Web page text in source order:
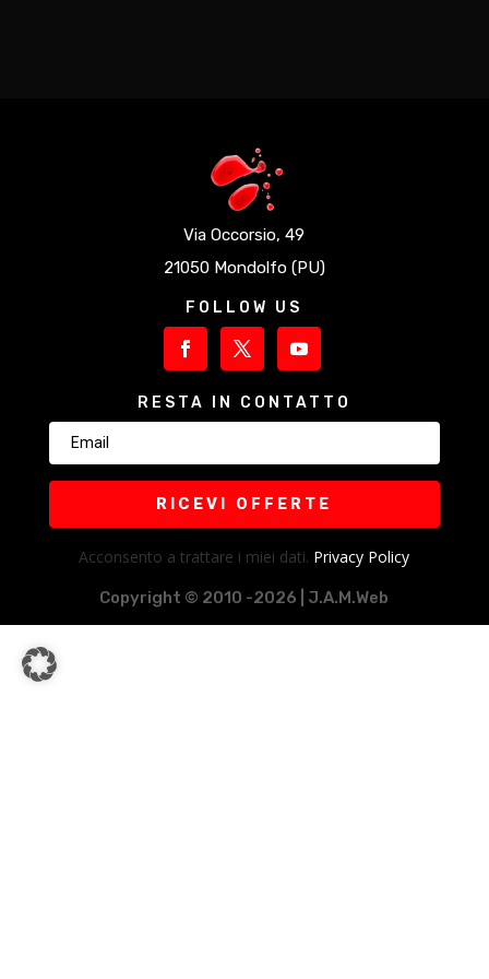
Via Occorsio, 49
21050 Mondolfo (PU)
FOLLOW US
RESTA IN CONTATTO
RICEVI OFFERTE
Acconsento a trattare i miei dati. Privacy Policy
Copyright © 2010 -2026 | J.A.M.Web